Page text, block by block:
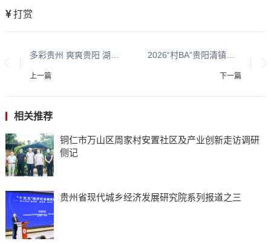
打赏
上一篇
2026“村BA”贵阳清镇选拔赛激战正酣
下一篇
相关推荐
铜仁市万山区周家村安置社区及产业创新走访调研
侧记
贵州省现代城乡经济发展研究院系列报道之三